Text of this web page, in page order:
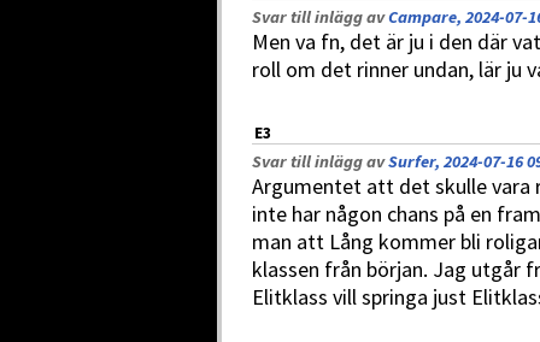
Svar till inlägg avCampare, 2024-07-
Men va fn, det är ju i den där
roll om det rinner undan, lär ju
E3
Svar till inlägg avSurfer, 2024-07-16
Argumentet att det skulle vara
inte har någon chans på en
man att Lång kommer bli
klassen från början. Jag utgår
Elitklass vill springa just